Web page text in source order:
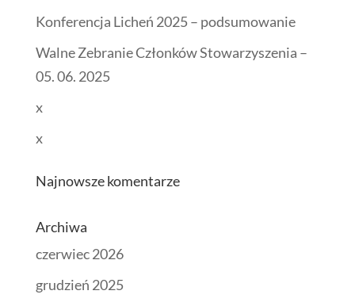
Konferencja Licheń 2025 – podsumowanie
Walne Zebranie Członków Stowarzyszenia –
05. 06. 2025
x
x
Najnowsze komentarze
Archiwa
czerwiec 2026
grudzień 2025